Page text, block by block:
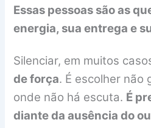
Essas pessoas são as
energia, sua entrega e
Silenciar, em muitos
de força. É escolher não
onde não há escuta. É
diante da ausência do